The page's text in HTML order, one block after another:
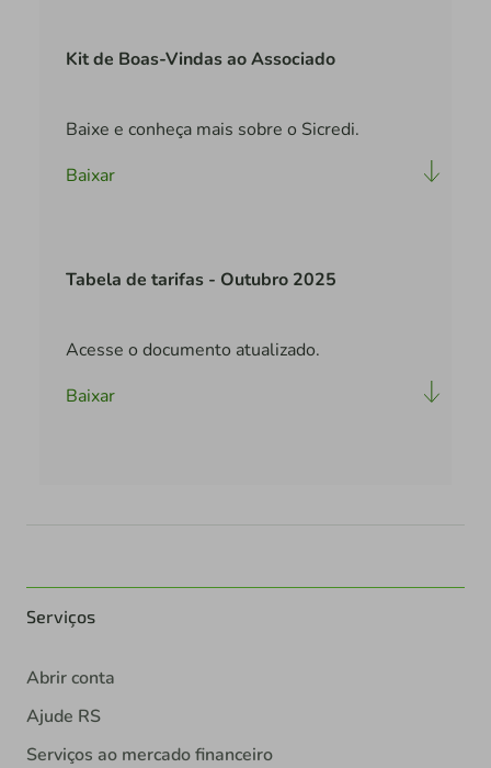
Kit de Boas-Vindas ao Associado
Baixe e conheça mais sobre o Sicredi.
Baixar
Tabela de tarifas - Outubro 2025
Acesse o documento atualizado.
Baixar
Serviços
Abrir conta
Ajude RS
Serviços ao mercado financeiro